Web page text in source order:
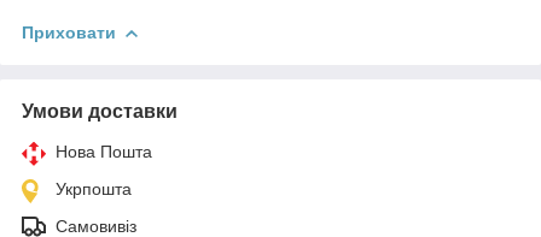
Приховати
Умови доставки
Нова Пошта
Укрпошта
Самовивіз